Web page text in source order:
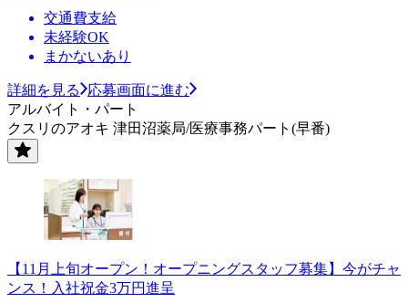
交通費支給
未経験OK
まかないあり
詳細を見る
応募画面に進む
アルバイト・パート
クスリのアオキ 津田沼薬局/医療事務パート(早番)
【11月上旬オープン！オープニングスタッフ募集】今がチャ
ンス！入社祝金3万円進呈